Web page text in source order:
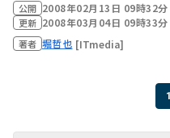
公開 2008年02月13日 09時32分
更新 2008年03月04日 09時33分
著者 堀哲也 [ITmedia]
1